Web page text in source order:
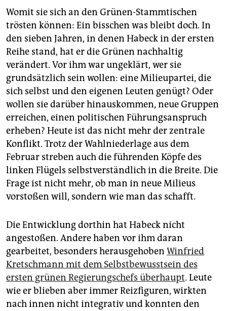
Womit sie sich an den Grünen-Stammtischen
trösten können: Ein bisschen was bleibt doch. In
den sieben Jahren, in denen Habeck in der ersten
Reihe stand, hat er die Grünen nachhaltig
verändert. Vor ihm war ungeklärt, wer sie
grundsätzlich sein wollen: eine Milieupartei, die
sich selbst und den eigenen Leuten genügt? Oder
wollen sie darüber hinauskommen, neue Gruppen
erreichen, einen politischen Führungsanspruch
erheben? Heute ist das nicht mehr der zentrale
Konflikt. Trotz der Wahlniederlage aus dem
Februar streben auch die führenden Köpfe des
linken Flügels selbstverständlich in die Breite. Die
Frage ist nicht mehr, ob man in neue Milieus
vorstoßen will, sondern wie man das schafft.
Die Entwicklung dorthin hat Habeck nicht
angestoßen. Andere haben vor ihm daran
gearbeitet, besonders herausgehoben Winfried
Kretschmann mit dem Selbstbewusstsein des
ersten grünen Regierungschefs überhaupt. Leute
wie er blieben aber immer Reizfiguren, wirkten
nach innen nicht integrativ und konnten den